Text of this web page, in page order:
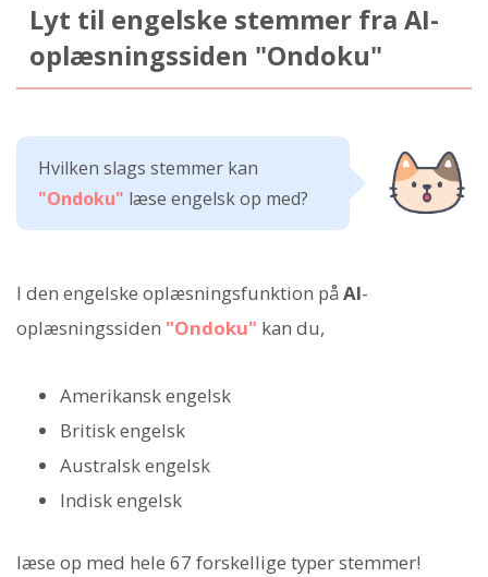
Lyt til engelske stemmer fra AI-
oplæsningssiden "Ondoku"
Hvilken slags stemmer kan
"Ondoku" læse engelsk op med?
I den engelske oplæsningsfunktion på AI-
oplæsningssiden "Ondoku" kan du,
Amerikansk engelsk
Britisk engelsk
Australsk engelsk
Indisk engelsk
læse op med hele 67 forskellige typer stemmer!